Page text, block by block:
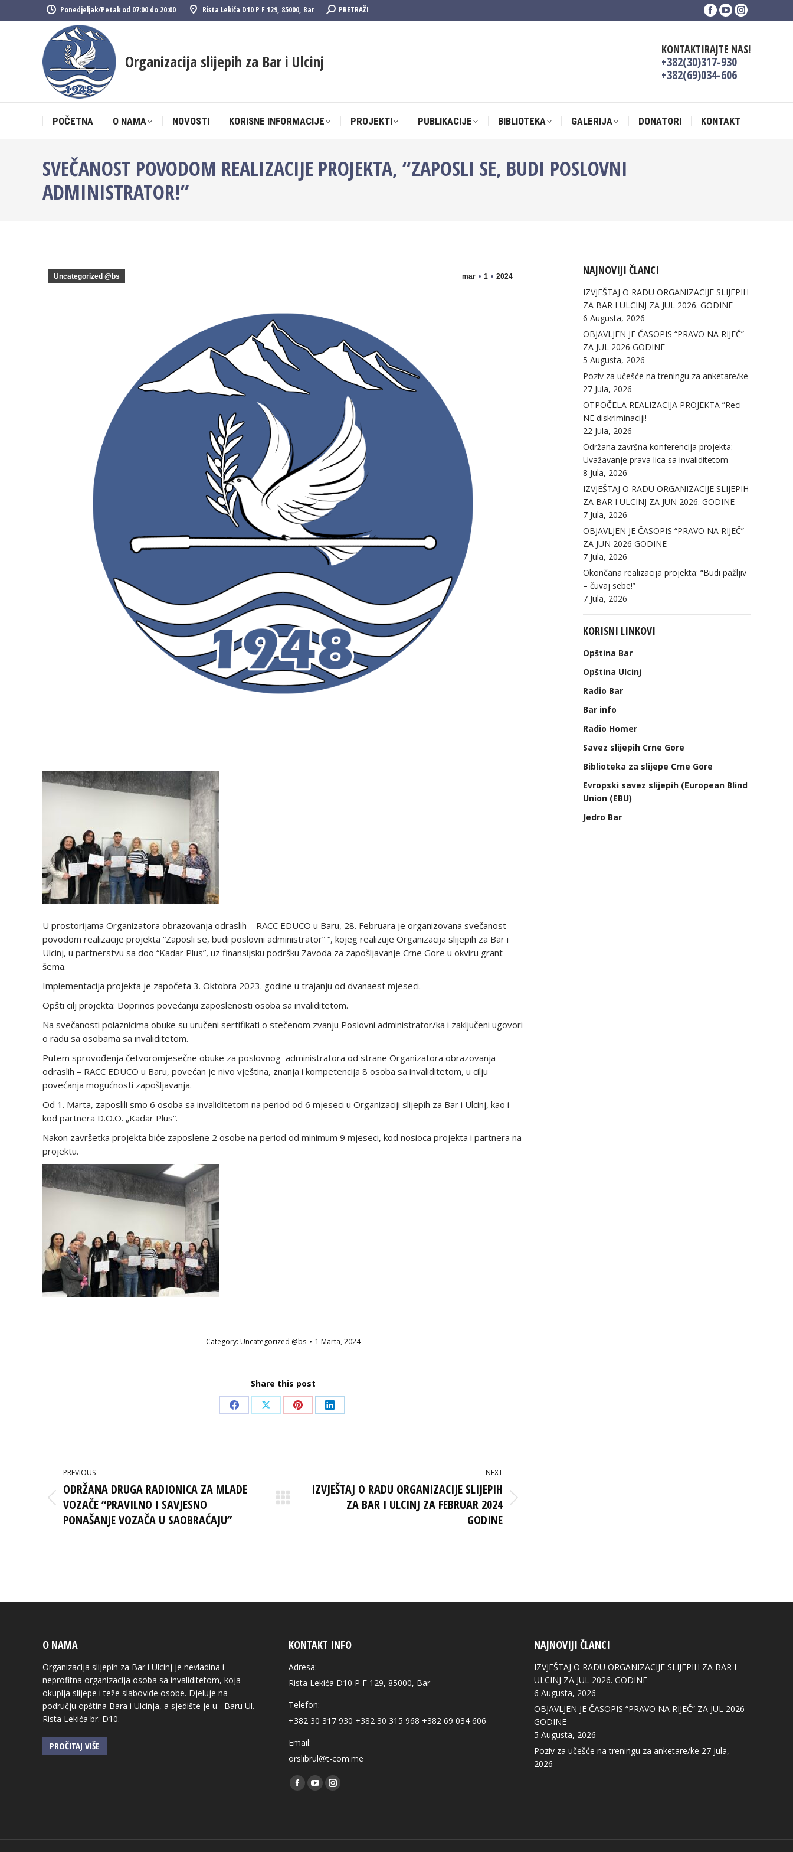
Ponedjeljak/Petak od 07:00 do 20:00 Rista Lekića D10 P F 129, 85000, Bar Search:PRETRAŽI
Facebook
in
new
window
YouTube
in
new
window
Instagram
in
Organizacija slijepih za Bar i Ulcinj
KONTAKTIRAJTE NAS!
+382(30)317-930
+382(69)034-606
POČETNA O NAMA NOVOSTI KORISNE INFORMACIJE PROJEKTI PUBLIKACIJE BIBLIOTEKA GALERIJA DONATORI KONTAKT
SVEČANOST POVODOM REALIZACIJE PROJEKTA, “ZAPOSLI SE, BUDI POSLOVNI
ADMINISTRATOR!”
mar 1 2024
Uncategorized @bs
U prostorijama Organizatora obrazovanja odraslih – RACC EDUCO u Baru, 28. Februara je organizovana svečanost
povodom realizacije projekta “Zaposli se, budi poslovni administrator” “, kojeg realizuje Organizacija slijepih za Bar i
Ulcinj, u partnerstvu sa doo “Kadar Plus”, uz finansijsku podršku Zavoda za zapošljavanje Crne Gore u okviru grant
šema.
Implementacija projekta je započeta 3. Oktobra 2023. godine u trajanju od dvanaest mjeseci.
Opšti cilj projekta: Doprinos povećanju zaposlenosti osoba sa invaliditetom.
Na svečanosti polaznicima obuke su uručeni sertifikati o stečenom zvanju Poslovni administrator/ka i zaključeni ugovori
o radu sa osobama sa invaliditetom.
Putem sprovođenja četvoromjesečne obuke za poslovnog administratora od strane Organizatora obrazovanja
odraslih – RACC EDUCO u Baru, povećan je nivo vještina, znanja i kompetencija 8 osoba sa invaliditetom, u cilju
povećanja mogućnosti zapošljavanja.
Od 1. Marta, zaposlili smo 6 osoba sa invaliditetom na period od 6 mjeseci u Organizaciji slijepih za Bar i Ulcinj, kao i
kod partnera D.O.O. „Kadar Plus“.
Nakon završetka projekta biće zaposlene 2 osobe na period od minimum 9 mjeseci, kod nosioca projekta i partnera na
projektu.
Category: Uncategorized @bs 1 Marta, 2024
Share this post
Share
Facebook
Share
X
Share
Pinterest
Share
LinkedIn
POST
NAVIGATION
PREVIOUS
Previous
post:
ODRŽANA DRUGA RADIONICA ZA MLADE
VOZAČE “PRAVILNO I SAVJESNO
PONAŠANJE VOZAČA U SAOBRAĆAJU”
NEXT
IZVJEŠTAJ O RADU ORGANIZACIJE SLIJEPIH
ZA BAR I ULCINJ ZA FEBRUAR 2024
GODINE
NAJNOVIJI ČLANCI
IZVJEŠTAJ O RADU ORGANIZACIJE SLIJEPIH
ZA BAR I ULCINJ ZA JUL 2026. GODINE
6 Augusta, 2026
OBJAVLJEN JE ČASOPIS “PRAVO NA RIJEČ”
ZA JUL 2026 GODINE
5 Augusta, 2026
Poziv za učešće na treningu za anketare/ke
27 Jula, 2026
OTPOČELA REALIZACIJA PROJEKTA ”Reci
NE diskriminaciji!
22 Jula, 2026
Održana završna konferencija projekta:
Uvažavanje prava lica sa invaliditetom
8 Jula, 2026
IZVJEŠTAJ O RADU ORGANIZACIJE SLIJEPIH
ZA BAR I ULCINJ ZA JUN 2026. GODINE
7 Jula, 2026
OBJAVLJEN JE ČASOPIS “PRAVO NA RIJEČ”
ZA JUN 2026 GODINE
7 Jula, 2026
Okončana realizacija projekta: “Budi pažljiv
– čuvaj sebe!”
7 Jula, 2026
KORISNI LINKOVI
Opština Bar
Opština Ulcinj
Radio Bar
Bar info
Radio Homer
Savez slijepih Crne Gore
Biblioteka za slijepe Crne Gore
Evropski savez slijepih (European Blind
Union (EBU)
Jedro Bar
O NAMA
Organizacija slijepih za Bar i Ulcinj je nevladina i
neprofitna organizacija osoba sa invaliditetom, koja
okuplja slijepe i teže slabovide osobe. Djeluje na
području opština Bara i Ulcinja, a sjedište je u –Baru Ul.
Rista Lekića br. D10.
PROČITAJ VIŠE
KONTAKT INFO
Adresa:
Rista Lekića D10 P F 129, 85000, Bar
Telefon:
+382 30 317 930 +382 30 315 968 +382 69 034 606
Email:
orslibrul@t-com.me
Find us on:
Facebook
YouTubeInstagram
NAJNOVIJI ČLANCI
IZVJEŠTAJ O RADU ORGANIZACIJE SLIJEPIH ZA BAR I
ULCINJ ZA JUL 2026. GODINE
6 Augusta, 2026
OBJAVLJEN JE ČASOPIS “PRAVO NA RIJEČ” ZA JUL 2026
GODINE
5 Augusta, 2026
Poziv za učešće na treningu za anketare/ke 27 Jula,
2026
POČETNA O NAMA NOVOSTI KORISNE INFORMACIJE PROJEKTI PUBLIKACIJE BIBLIOTEKA GALERIJA DONATORI KONTAKT